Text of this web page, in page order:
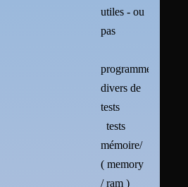
utiles - ou
pas
programmes
divers de
tests
tests
mémoire/
( memory
/ ram )